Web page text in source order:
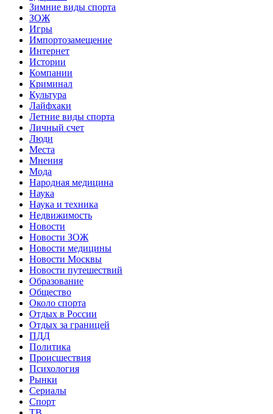
Зимние виды спорта
ЗОЖ
Игры
Импортозамещение
Интернет
Истории
Компании
Криминал
Культура
Лайфхаки
Летние виды спорта
Личный счет
Люди
Места
Мнения
Мода
Народная медицина
Наука
Наука и техника
Недвижимость
Новости
Новости ЗОЖ
Новости медицины
Новости Москвы
Новости путешествий
Образование
Общество
Около спорта
Отдых в России
Отдых за границей
ПДД
Политика
Происшествия
Психология
Рынки
Сериалы
Спорт